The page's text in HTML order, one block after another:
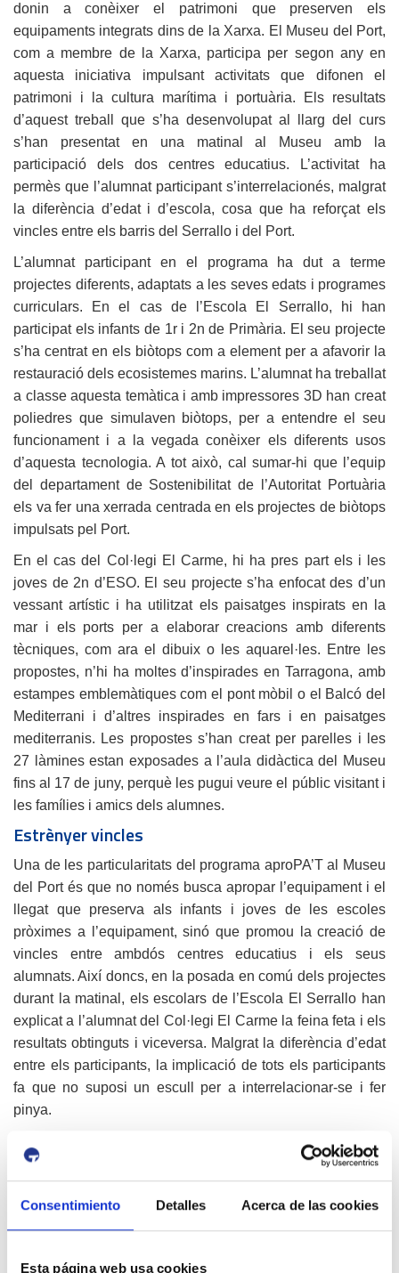
Consentimiento Detalles Acerca de las cookies
Esta página web usa cookies
donin a conèixer el patrimoni que preserven els
equipaments integrats dins de la Xarxa. El Museu del Port,
com a membre de la Xarxa, participa per segon any en
aquesta iniciativa impulsant activitats que difonen el
patrimoni i la cultura marítima i portuària. Els resultats
d’aquest treball que s’ha desenvolupat al llarg del curs
s’han presentat en una matinal al Museu amb la
participació dels dos centres educatius. L’activitat ha
permès que l’alumnat participant s’interrelacionés, malgrat
la diferència d’edat i d’escola, cosa que ha reforçat els
vincles entre els barris del Serrallo i del Port.
L’alumnat participant en el programa ha dut a terme
projectes diferents, adaptats a les seves edats i programes
curriculars. En el cas de l’Escola El Serrallo, hi han
participat els infants de 1r i 2n de Primària. El seu projecte
s’ha centrat en els biòtops com a element per a afavorir la
restauració dels ecosistemes marins. L’alumnat ha treballat
a classe aquesta temàtica i amb impressores 3D han creat
poliedres que simulaven biòtops, per a entendre el seu
funcionament i a la vegada conèixer els diferents usos
d’aquesta tecnologia. A tot això, cal sumar-hi que l’equip
del departament de Sostenibilitat de l’Autoritat Portuària
els va fer una xerrada centrada en els projectes de biòtops
impulsats pel Port.
En el cas del Col·legi El Carme, hi ha pres part els i les
joves de 2n d’ESO. El seu projecte s’ha enfocat des d’un
vessant artístic i ha utilitzat els paisatges inspirats en la
mar i els ports per a elaborar creacions amb diferents
tècniques, com ara el dibuix o les aquarel·les. Entre les
propostes, n’hi ha moltes d’inspirades en Tarragona, amb
estampes emblemàtiques com el pont mòbil o el Balcó del
Mediterrani i d’altres inspirades en fars i en paisatges
mediterranis. Les propostes s’han creat per parelles i les
27 làmines estan exposades a l’aula didàctica del Museu
fins al 17 de juny, perquè les pugui veure el públic visitant i
les famílies i amics dels alumnes.
Estrènyer vincles
Una de les particularitats del programa aproPA’T al Museu
del Port és que no només busca apropar l’equipament i el
llegat que preserva als infants i joves de les escoles
pròximes a l’equipament, sinó que promou la creació de
vincles entre ambdós centres educatius i els seus
alumnats. Així doncs, en la posada en comú dels projectes
durant la matinal, els escolars de l’Escola El Serrallo han
explicat a l’alumnat del Col·legi El Carme la feina feta i els
resultats obtinguts i viceversa. Malgrat la diferència d’edat
entre els participants, la implicació de tots els participants
fa que no suposi un escull per a interrelacionar-se i fer
pinya.
Així mateix, cal destacar que aquesta iniciativa, que
enguany duu a terme el Museu del Port per segona
vegada, és l’única activitat conjunta que realitzen ambdós
centres educatius. En aquest sentit, el Museu i el programa
aproPA’T contribueixen a reforçar els vincles entre els